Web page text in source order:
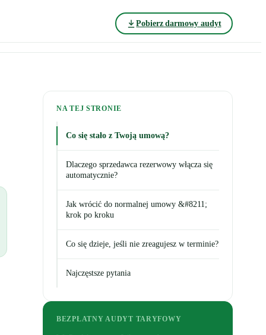
Pobierz darmowy audyt
NA TEJ STRONIE
Co się stało z Twoją umową?
Dlaczego sprzedawca rezerwowy włącza się
automatycznie?
Jak wrócić do normalnej umowy &#8211;
krok po kroku
Co się dzieje, jeśli nie zreagujesz w terminie?
Najczęstsze pytania
BEZPŁATNY AUDYT TARYFOWY